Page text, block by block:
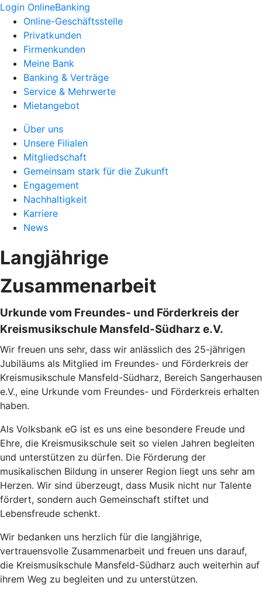
Login OnlineBanking
Online-Geschäftsstelle
Privatkunden
Firmenkunden
Meine Bank
Banking & Verträge
Service & Mehrwerte
Mietangebot
Über uns
Unsere Filialen
Mitgliedschaft
Gemeinsam stark für die Zukunft
Engagement
Nachhaltigkeit
Karriere
News
Langjährige
Zusammenarbeit
Urkunde vom Freundes- und Förderkreis der
Kreismusikschule Mansfeld-Südharz e.V.
Wir freuen uns sehr, dass wir anlässlich des 25-jährigen
Jubiläums als Mitglied im Freundes- und Förderkreis der
Kreismusikschule Mansfeld-Südharz, Bereich Sangerhausen
e.V., eine Urkunde vom Freundes- und Förderkreis erhalten
haben.
Als Volksbank eG ist es uns eine besondere Freude und
Ehre, die Kreismusikschule seit so vielen Jahren begleiten
und unterstützen zu dürfen. Die Förderung der
musikalischen Bildung in unserer Region liegt uns sehr am
Herzen. Wir sind überzeugt, dass Musik nicht nur Talente
fördert, sondern auch Gemeinschaft stiftet und
Lebensfreude schenkt.
Wir bedanken uns herzlich für die langjährige,
vertrauensvolle Zusammenarbeit und freuen uns darauf,
die Kreismusikschule Mansfeld-Südharz auch weiterhin auf
ihrem Weg zu begleiten und zu unterstützen.